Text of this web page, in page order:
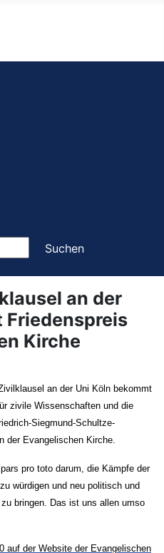
Suchen
an der
Friedenspreis
Kirche
an der Uni Köln bekommt
zivile Wissenschaften und die
Siegmund-Schultze-
der Evangelischen Kirche.
pro toto darum, die Kämpfe der
würdigen und neu politisch und
bringen. Das ist uns allen umso
auf der Website der Evangelischen